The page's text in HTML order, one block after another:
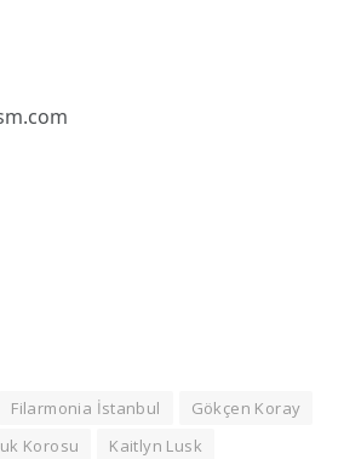
Filarmonia İstanbul
Gökçen Koray
Korosu
Kaitlyn Lusk